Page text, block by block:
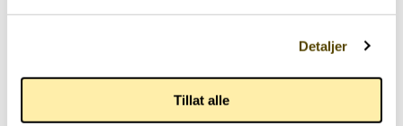
Detaljer
Tillat alle